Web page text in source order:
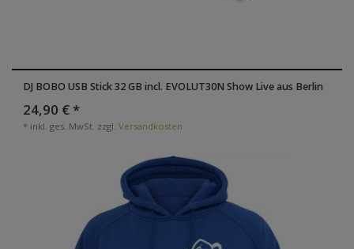
DJ BOBO USB Stick 32 GB incl. EVOLUT30N Show Live aus Berlin
24,90 € *
* inkl. ges. MwSt. zzgl. Versandkosten